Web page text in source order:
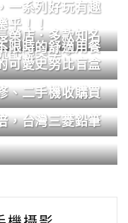
一系列好玩有趣
乎！！
榮店．多款知名
配鏡美學。
限時的舒適用餐
可愛史努比盲盒
、二手機收購買
，台灣三菱鉛筆